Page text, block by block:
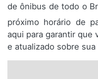
de ônibus de todo o
próximo horário de
aqui para garantir que
e atualizado sobre